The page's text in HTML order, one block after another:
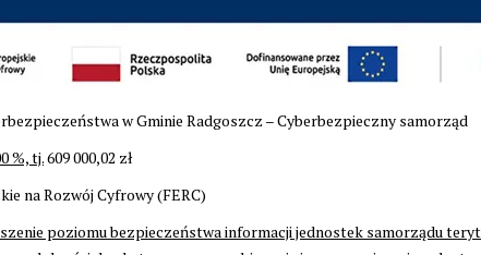
w Gminie Radgoszcz – Cyberbezpieczny samorząd
%, tj.609 000,02 zł
na Rozwój Cyfrowy (FERC)
poziomu bezpieczeństwa informacji jednostek samorządu